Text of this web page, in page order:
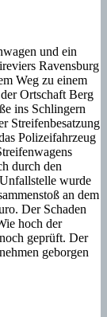
und ein
Ravensburg
Weg zu einem
Ortschaft Berg
ins Schlingern
Streifenbesatzung
Polizeifahrzeug
durch den
wurde
an dem
Der Schaden
hoch der
geprüft. Der
geborgen